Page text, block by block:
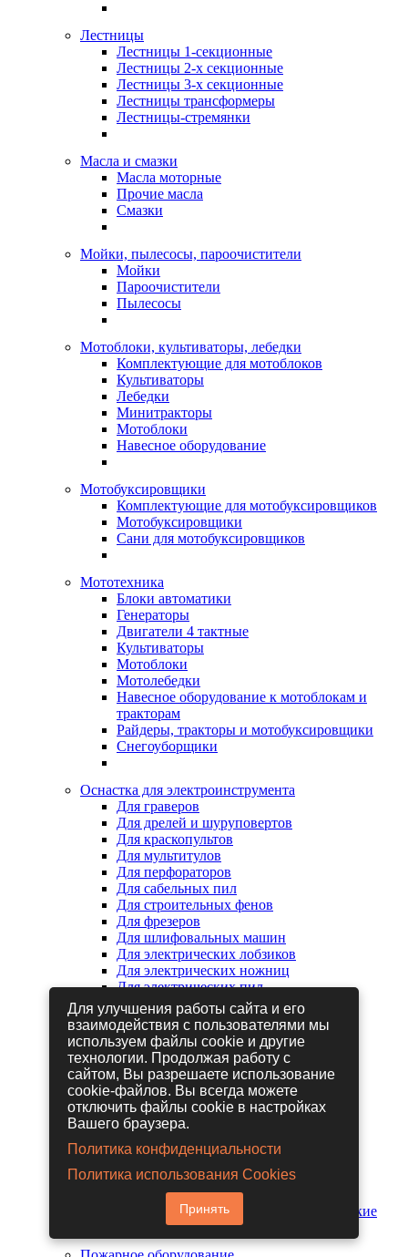
Лестницы
Лестницы 1-секционные
Лестницы 2-х секционные
Лестницы 3-х секционные
Лестницы трансформеры
Лестницы-стремянки
Масла и смазки
Масла моторные
Прочие масла
Смазки
Мойки, пылесосы, пароочистители
Мойки
Пароочистители
Пылесосы
Мотоблоки, культиваторы, лебедки
Комплектующие для мотоблоков
Культиваторы
Лебедки
Минитракторы
Мотоблоки
Навесное оборудование
Мотобуксировщики
Комплектующие для мотобуксировщиков
Мотобуксировщики
Сани для мотобуксировщиков
Мототехника
Блоки автоматики
Генераторы
Двигатели 4 тактные
Культиваторы
Мотоблоки
Мотолебедки
Навесное оборудование к мотоблокам и
тракторам
Райдеры, тракторы и мотобуксировщики
Снегоуборщики
Оснастка для электроинструмента
Для граверов
Для дрелей и шуруповертов
Для краскопультов
Для мультитулов
Для перфораторов
Для сабельных пил
Для строительных фенов
Для фрезеров
Для шлифовальных машин
Для электрических лобзиков
Для электрических ножниц
Для электрических пил
Для электрических рубанков
Пневмоинструмент
Гайковерты пневматические
Дрели пневматические
Другие пневмоинструменты
Заклепочники пневматические
Наборы пневмоинструмента
Пистолеты пневматические
Расходные материалы для
пневмоинструментов
Шланги для пневмоинструментов
Шлифовальные машины пневматические
Для улучшения работы сайта и его
взаимодействия с пользователями мы
используем файлы cookie и другие
технологии. Продолжая работу с
сайтом, Вы разрешаете использование
cookie-файлов. Вы всегда можете
отключить файлы cookie в настройках
Вашего браузера.
Политика конфиденциальности
Политика использования Cookies
Принять